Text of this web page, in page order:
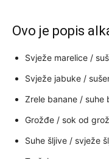
Ovo je popis
Svježe marelice /
Svježe jabuke /
Zrele banane / suhe
Grožđe / sok od
Suhe šljive / svježe